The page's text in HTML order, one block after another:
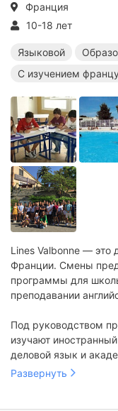
Франция
10-18 лет
Языковой
С изучением
Lines Valbonne — это
Франции. Смены
программы для
преподавании
Под руководством
изучают
деловой язык и
международных
Развернуть